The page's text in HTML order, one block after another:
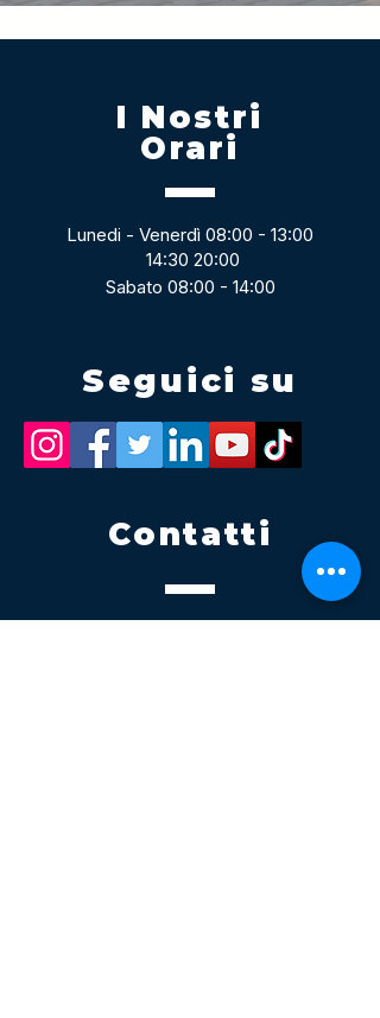
I Nostri
Orari
Lunedi - Venerdì 08:00 - 13:00
14:30 20:00
Sabato 08:00 - 14:00
Seguici su
Contatti